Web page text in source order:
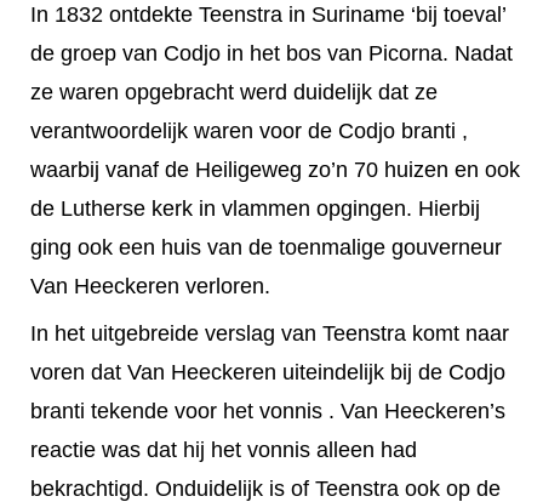
In 1832 ontdekte Teenstra in Suriname ‘bij toeval’
de groep van Codjo in het bos van Picorna. Nadat
ze waren opgebracht werd duidelijk dat ze
verantwoordelijk waren voor de Codjo branti ,
waarbij vanaf de Heiligeweg zo’n 70 huizen en ook
de Lutherse kerk in vlammen opgingen. Hierbij
ging ook een huis van de toenmalige gouverneur
Van Heeckeren verloren.
In het uitgebreide verslag van Teenstra komt naar
voren dat Van Heeckeren uiteindelijk bij de Codjo
branti tekende voor het vonnis . Van Heeckeren’s
reactie was dat hij het vonnis alleen had
bekrachtigd. Onduidelijk is of Teenstra ook op de